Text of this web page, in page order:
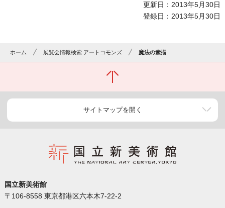
更新日：2013年5月30日
登録日：2013年5月30日
ホーム 展覧会情報検索 アートコモンズ 魔法の素描
サイトマップを開く
国立新美術館
〒106-8558 東京都港区六本木7-22-2